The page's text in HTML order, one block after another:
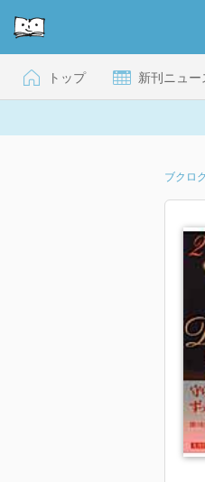
トップ 新刊ニュー
ブクロ